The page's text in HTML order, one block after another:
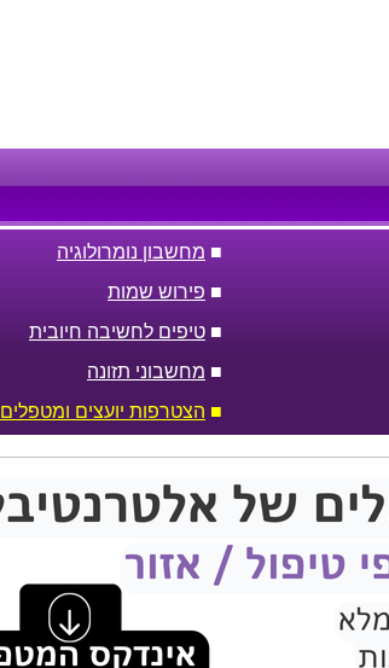
■ מחשבון נומרולוגיה
■ פירוש שמות
■ טיפים לחשיבה חיובית
■ מחשבוני תזונה
■ הצטרפות יועצים ומטפלים